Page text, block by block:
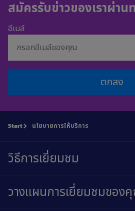
สมัครรับข่าวของเราผ่าน
อีเมล์
ตกลง
Start นโยบายการให้บริการ
วิธีการเยี่ยมชม
วางแผนการเยี่ยมชมของ